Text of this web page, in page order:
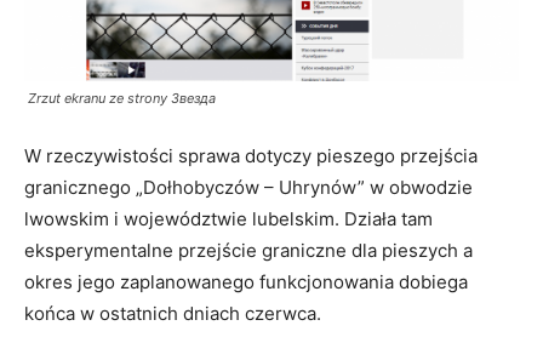
Zrzut ekranu ze strony Звезда
W rzeczywistości sprawa dotyczy pieszego przejścia
granicznego „Dołhobyczów – Uhrynów” w obwodzie
lwowskim i województwie lubelskim. Działa tam
eksperymentalne przejście graniczne dla pieszych a
okres jego zaplanowanego funkcjonowania dobiega
końca w ostatnich dniach czerwca.